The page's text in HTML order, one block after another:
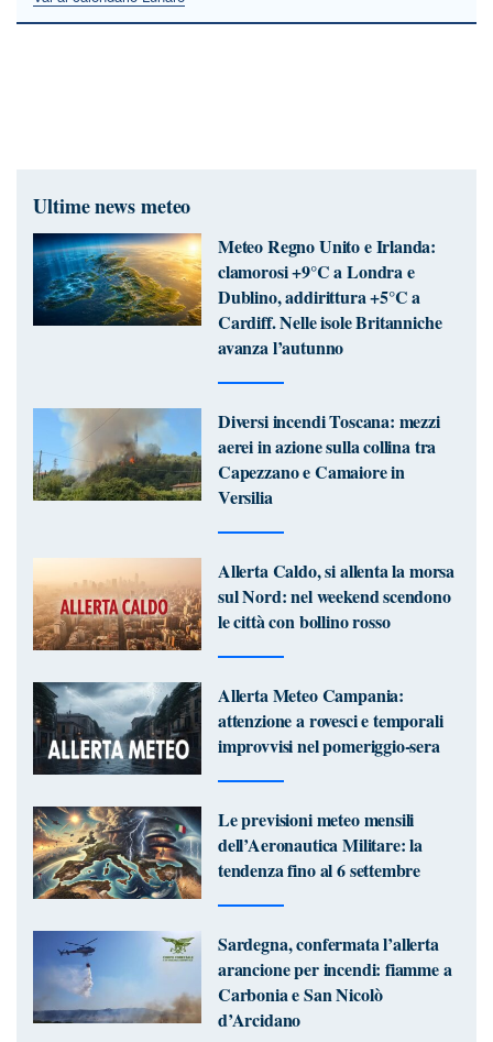
Ultime news meteo
Meteo Regno Unito e Irlanda:
clamorosi +9°C a Londra e
Dublino, addirittura +5°C a
Cardiff. Nelle isole Britanniche
avanza l’autunno
Diversi incendi Toscana: mezzi
aerei in azione sulla collina tra
Capezzano e Camaiore in
Versilia
Allerta Caldo, si allenta la morsa
sul Nord: nel weekend scendono
le città con bollino rosso
Allerta Meteo Campania:
attenzione a rovesci e temporali
improvvisi nel pomeriggio-sera
Le previsioni meteo mensili
dell’Aeronautica Militare: la
tendenza fino al 6 settembre
Sardegna, confermata l’allerta
arancione per incendi: fiamme a
Carbonia e San Nicolò
d’Arcidano